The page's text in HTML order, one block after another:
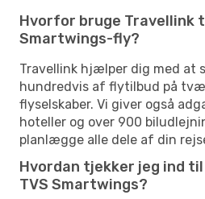
Hvorfor bruge Travellink
Smartwings-fly?
Travellink hjælper dig med at
hundredvis af flytilbud på
flyselskaber. Vi giver også
hoteller og over 900
planlægge alle dele af din
Hvordan tjekker jeg ind
TVS Smartwings?